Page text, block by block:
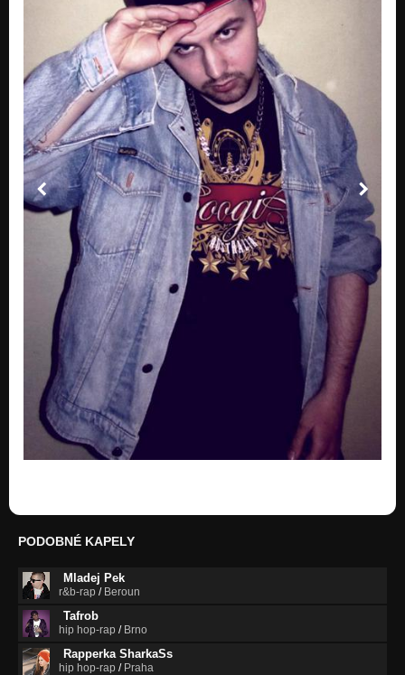
Si Kurva feat.Mladej Pilot
Nezařazeno
PODOBNÉ KAPELY
Mladej Pek
r&b-rap / Beroun
Tafrob
hip hop-rap / Brno
Rapperka SharkaSs
hip hop-rap / Praha